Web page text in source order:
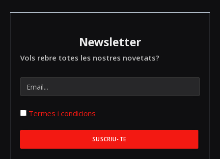
Newsletter
Vols rebre totes les nostres novetats?
Termes i condicions